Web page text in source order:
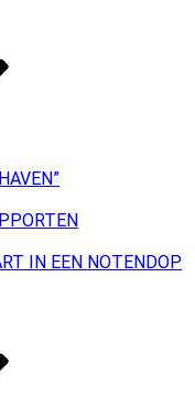
IN EEN NOTENDOP